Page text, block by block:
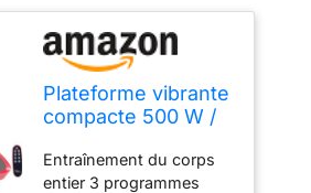
Plateforme vibrante
compacte 500 W /
[Newgen Medicals]
Entraînement du corps
entier 3 programmes